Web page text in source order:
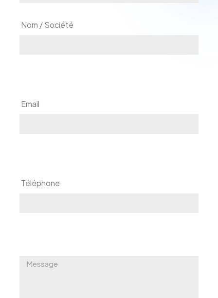
‎ Nom / Société
‎ Email
‎ Téléphone